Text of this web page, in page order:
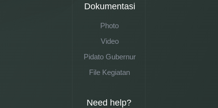
Dokumentasi
Photo
Video
Pidato Gubernur
File Kegiatan
Need help?